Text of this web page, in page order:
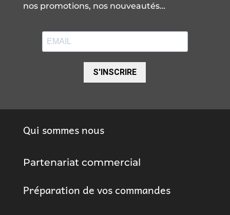
nos promotions, nos nouveautés…
S'INSCRIRE
Qui sommes nous
Partenariat commercial
Préparation de vos commandes